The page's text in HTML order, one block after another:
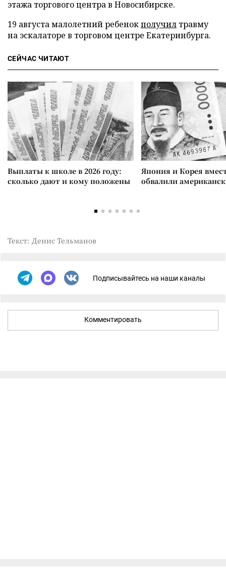
этажа торгового центра в Новосибирске.
19 августа малолетний ребенокполучил травму
на эскалаторе в торговом центре Екатеринбурга.
СЕЙЧАС ЧИТАЮТ
Выплаты к школе в 2026 году:
сколько дают и кому положены
Япония и Корея
обвалили
Текст: Денис Тельманов
Подписывайтесь на наши каналы
Комментировать